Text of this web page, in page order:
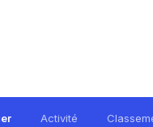
Activité